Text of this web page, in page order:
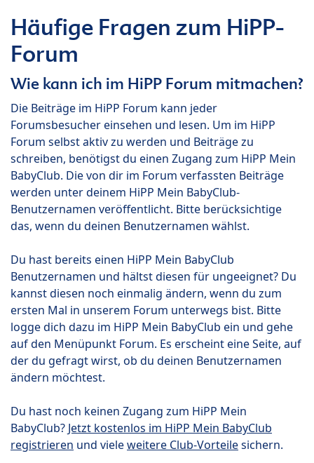
Häufige Fragen zum HiPP-
Forum
Wie kann ich im HiPP Forum mitmachen?
Die Beiträge im HiPP Forum kann jeder
Forumsbesucher einsehen und lesen. Um im HiPP
Forum selbst aktiv zu werden und Beiträge zu
schreiben, benötigst du einen Zugang zum HiPP Mein
BabyClub. Die von dir im Forum verfassten Beiträge
werden unter deinem HiPP Mein BabyClub-
Benutzernamen veröffentlicht. Bitte berücksichtige
das, wenn du deinen Benutzernamen wählst.
Du hast bereits einen HiPP Mein BabyClub
Benutzernamen und hältst diesen für ungeeignet? Du
kannst diesen noch einmalig ändern, wenn du zum
ersten Mal in unserem Forum unterwegs bist. Bitte
logge dich dazu im HiPP Mein BabyClub ein und gehe
auf den Menüpunkt Forum. Es erscheint eine Seite, auf
der du gefragt wirst, ob du deinen Benutzernamen
ändern möchtest.
Du hast noch keinen Zugang zum HiPP Mein
BabyClub? Jetzt kostenlos im HiPP Mein BabyClub
registrieren und vieleweitere Club-Vorteilesichern.